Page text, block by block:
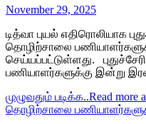
November 29, 2025
டித்வா புயல் எதிரொலியாக
தொழிற்சாலை
செய்யப்பட்டுள்ளது.
பணியாளர்களுக்கு இன்று
முழுவதும் படிக்க..Read more
தொழிற்சாலை